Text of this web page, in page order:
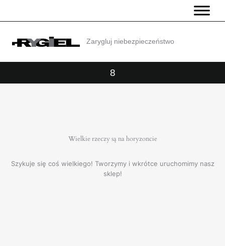
Zarygluj niebezpieczeństwo
8
Wielkie rzeczy są na horyzoncie
Szykuje się coś wielkiego! Tworzymy i wkrótce uruchomimy nasz
sklep!